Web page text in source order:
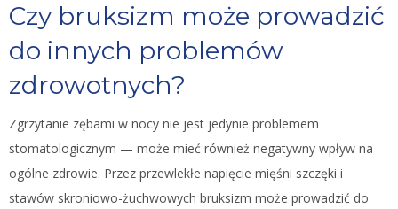
Czy bruksizm może prowadzić
do innych problemów
zdrowotnych?
Zgrzytanie zębami w nocy nie jest jedynie problemem
stomatologicznym — może mieć również negatywny wpływ na
ogólne zdrowie. Przez przewlekłe napięcie mięśni szczęki i
stawów skroniowo-żuchwowych bruksizm może prowadzić do